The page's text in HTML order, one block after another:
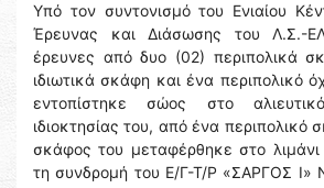
Υπό τον συντονισμό του Ενιαίου
Έρευνας και Διάσωσης του Λ.Σ.-
έρευνες από δυο (02) περιπολικά
ιδιωτικά σκάφη και ένα περιπολικό
εντοπίστηκε σώος στο
ιδιοκτησίας του, από ένα
σκάφος του μεταφέρθηκε στο λιμάνι
τη συνδρομή του Ε/Γ-Τ/Ρ «ΣΑΡΓΟΣ Ι»